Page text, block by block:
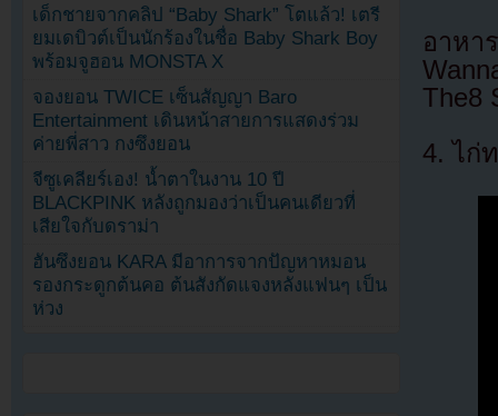
อาหา
The8
4. ไก่
เด็กชายจากคลิป “Baby Shark” โตแล้ว! เตรี
ยมเดบิวต์เป็นนักร้องในชื่อ Baby Shark Boy
พร้อมจูฮอน MONSTA X
จองยอน TWICE เซ็นสัญญา Baro
Entertainment เดินหน้าสายการแสดงร่วม
ค่ายพี่สาว กงซึงยอน
จีซูเคลียร์เอง! น้ำตาในงาน 10 ปี
BLACKPINK หลังถูกมองว่าเป็นคนเดียวที่
เสียใจกับดราม่า
ฮันซึงยอน KARA มีอาการจากปัญหาหมอน
รองกระดูกต้นคอ ต้นสังกัดแจงหลังแฟนๆ เป็น
ห่วง